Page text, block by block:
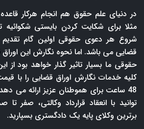
در دنیای علم حقوق هم انجام هرکار
مثلا برای شکایت کردن بایستی شکوائیه
شروع هر دعوی حقوقی اولین گام
قضایی می باشد. اما نحوه نگارش این اوراق
حقوقی ما بسیار تاثیر گذار خواهد بود از
کلیه خدمات نگارش اوراق قضایی را با
48 ساعت برای هموطنان عزیز ارائه می
توانید با انعقاد قرارداد وکالتی، صفر
برترین وکلای پایه یک دادگستری بسپارید.